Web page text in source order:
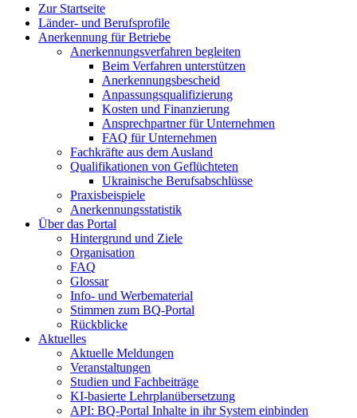
Zur Startseite
Länder- und Berufsprofile
Anerkennung für Betriebe
Anerkennungsverfahren begleiten
Beim Verfahren unterstützen
Anerkennungsbescheid
Anpassungsqualifizierung
Kosten und Finanzierung
Ansprechpartner für Unternehmen
FAQ für Unternehmen
Fachkräfte aus dem Ausland
Qualifikationen von Geflüchteten
Ukrainische Berufsabschlüsse
Praxisbeispiele
Anerkennungsstatistik
Über das Portal
Hintergrund und Ziele
Organisation
FAQ
Glossar
Info- und Werbematerial
Stimmen zum BQ-Portal
Rückblicke
Aktuelles
Aktuelle Meldungen
Veranstaltungen
Studien und Fachbeiträge
KI-basierte Lehrplanübersetzung
API: BQ-Portal Inhalte in ihr System einbinden